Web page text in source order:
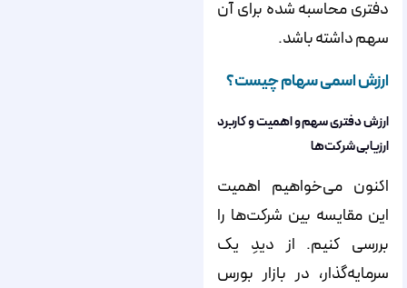
دفتری محاسبه شده برای آن
سهم داشته باشد.
ارزش اسمی سهام چیست؟
ارزش دفتری سهم و اهمیت و کاربرد
ارزیابی شرکت‌ها
اکنون می‌خواهیم اهمیت
این مقایسه بین شرکت‌ها را
بررسی کنیم. از دیدِ یک
سرمایه‌گذار، در بازار بورس